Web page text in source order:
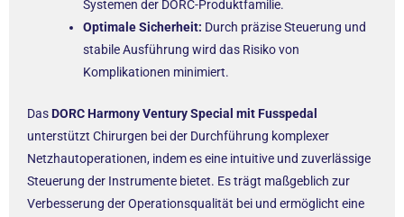
Systemen der DORC-Produktfamilie.
Optimale Sicherheit: Durch präzise Steuerung und
stabile Ausführung wird das Risiko von
Komplikationen minimiert.
DasDORC Harmony Ventury Special mit Fusspedal
unterstützt Chirurgen bei der Durchführung komplexer
Netzhautoperationen, indem es eine intuitive und zuverlässige
Steuerung der Instrumente bietet. Es trägt maßgeblich zur
Verbesserung der Operationsqualität bei und ermöglicht eine